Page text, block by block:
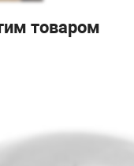
товаром